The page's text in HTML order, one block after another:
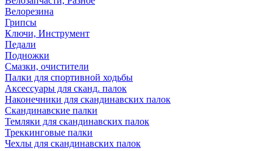
Велорезина
Грипсы
Ключи, Инструмент
Педали
Подножки
Смазки, очистители
Палки для спортивной ходьбы
Аксессуары для сканд. палок
Наконечники для скандинавских палок
Скандинавские палки
Темляки для скандинавских палок
Треккинговые палки
Чехлы для скандинавских палок